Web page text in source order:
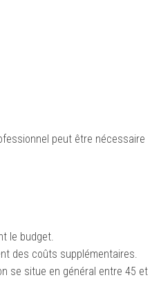
peut être nécessaire
le budget.
des coûts supplémentaires.
se situe en général entre 45 et